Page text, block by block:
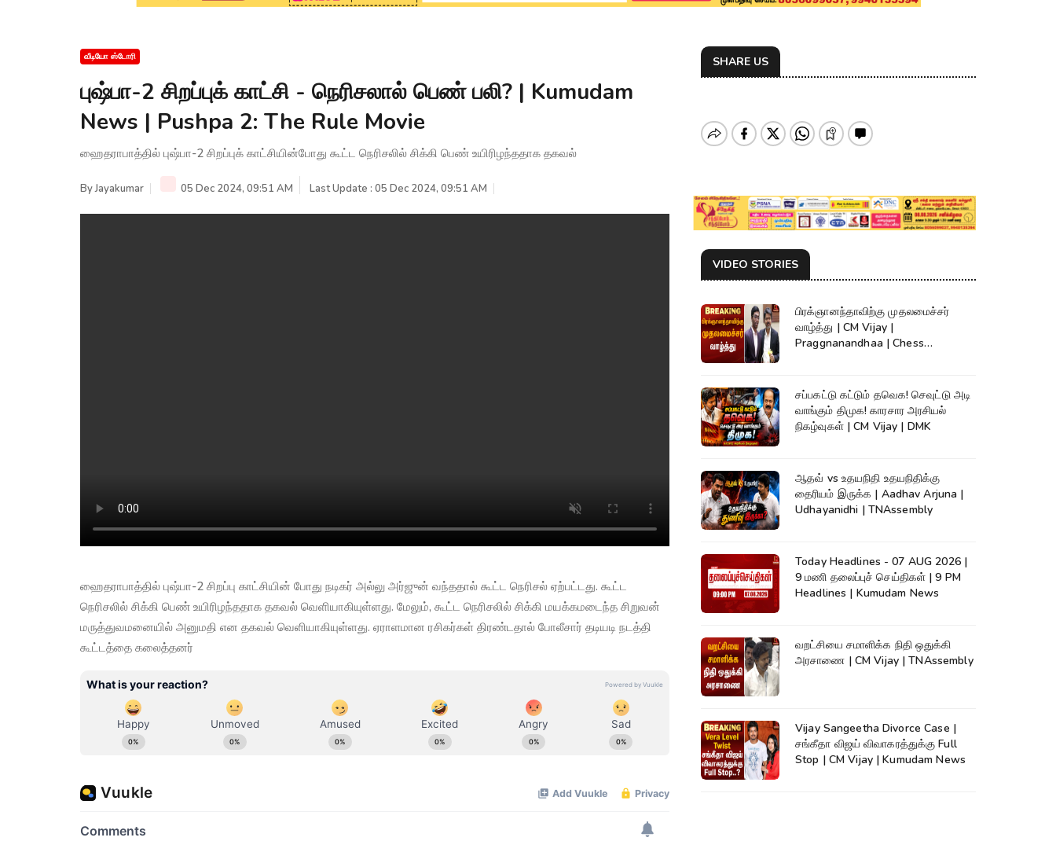
வீடியோ ஸ்டோரி
புஷ்பா-2 சிறப்புக் காட்சி - நெரிசலால் பெண் பலி? | Kumudam
News | Pushpa 2: The Rule Movie
ஹைதராபாத்தில் புஷ்பா-2 சிறப்புக் காட்சியின்போது கூட்ட நெரிசலில் சிக்கி பெண் உயிரிழந்ததாக தகவல்
ByJayakumar 05 Dec 2024, 09:51 AM Last Update : 05 Dec 2024, 09:51 AM
ஹைதராபாத்தில் புஷ்பா-2 சிறப்பு காட்சியின் போது நடிகர் அல்லு அர்ஜுன் வந்ததால் கூட்ட நெரிசல் ஏற்பட்டது. கூட்ட
நெரிசலில் சிக்கி பெண் உயிரிழந்ததாக தகவல் வெளியாகியுள்ளது. மேலும், கூட்ட நெரிசலில் சிக்கி மயக்கமடைந்த சிறுவன்
மருத்துவமனையில் அனுமதி என தகவல் வெளியாகியுள்ளது. ஏராளமான ரசிகர்கள் திரண்டதால் போலீசார் தடியடி நடத்தி
கூட்டத்தை கலைத்தனர்
SHARE US
VIDEO STORIES
பிரக்ஞானந்தாவிற்கு முதலமைச்சர்
வாழ்த்து | CM Vijay |
Praggnanandhaa | Chess
சப்பகட்டு கட்டும் தவெக! செவுட்டு அடி
வாங்கும் திமுக! காரசார அரசியல்
நிகழ்வுகள் | CM Vijay | DMK
ஆதவ் vs உதயநிதி உதயநிதிக்கு
தைரியம் இருக்க | Aadhav Arjuna |
Udhayanidhi | TNAssembly
Today Headlines - 07 AUG 2026 |
9 மணி தலைப்புச் செய்திகள் | 9 PM
Headlines | Kumudam News
வறட்சியை சமாளிக்க நிதி ஒதுக்கி
அரசாணை | CM Vijay | TNAssembly
Vijay Sangeetha Divorce Case |
சங்கீதா விஜய் விவாகரத்துக்கு Full
Stop | CM Vijay | Kumudam News